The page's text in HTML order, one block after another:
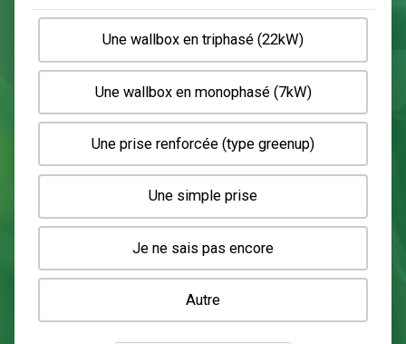
Quel type de borne souhaitez-
installer ?
Une wallbox en triphasé (22kW)
Une wallbox en monophasé (7kW)
Une prise renforcée (type greenup)